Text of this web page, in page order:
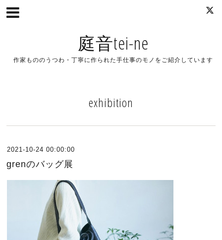
庭音tei-ne
作家もののうつわ・丁寧に作られた手仕事のモノをご紹介しています
exhibition
2021-10-24 00:00:00
grenのバッグ展